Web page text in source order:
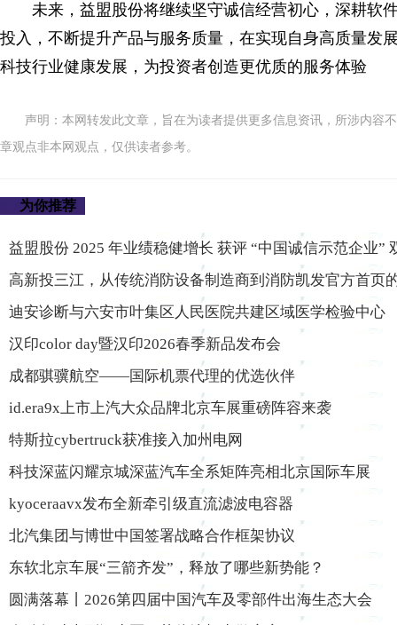
未来，益盟股份将继续坚守诚信经营初心，深耕软
投入，不断提升产品与服务质量，在实现自身高质量发
科技行业健康发展，为投资者创造更优质的服务体验
声明：本网转发此文章，旨在为读者提供更多信息资讯，所涉内容
章观点非本网观点，仅供读者参考。
为你推荐
益盟股份 2025 年业绩稳健增长 获评 “中国诚信示范企业”
高新投三江，从传统消防设备制造商到消防凯发官方首页
迪安诊断与六安市叶集区人民医院共建区域医学检验中心
汉印color day暨汉印2026春季新品发布会
成都骐骥航空——国际机票代理的优选伙伴
id.era9x上市上汽大众品牌北京车展重磅阵容来袭
特斯拉cybertruck获准接入加州电网
科技深蓝闪耀京城深蓝汽车全系矩阵亮相北京国际车展
kyoceraavx发布全新牵引级直流滤波电容器
北汽集团与博世中国签署战略合作框架协议
东软北京车展“三箭齐发”，释放了哪些新势能？
圆满落幕丨2026第四届中国汽车及零部件出海生态大会